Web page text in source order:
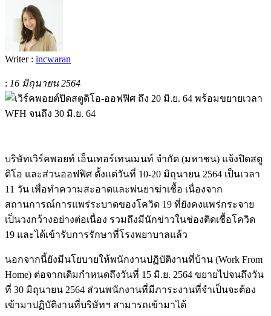
Writer : incwaran
: 16 มิถุนายน 2564
บริษัทเวิร์คพอยท์ เอ็นเทอร์เทนเมนท์ จำกัด (มหาชน) แจ้งปิดสตู
ดิโอ และส่วนออฟฟิศ ตั้งแต่วันที่ 10-20 มิถุนายน 2564 เป็นเวลา
11 วัน เพื่อทำความสะอาดและพ่นยาฆ่าเชื้อ เนื่องจาก
สถานการณ์การแพร่ระบาดของโควิด 19 ที่ยังคงแพร่กระจาย
เป็นวงกว้างอย่างต่อเนื่อง รวมถึงมีนักข่าวในช่องติดเชื้อโควิด
19 และได้เข้ารับการรักษาที่โรงพยาบาลแล้ว
นอกจากนี้ยังมีนโยบายให้พนักงานปฏิบัติงานที่บ้าน (Work From
Home) ต่อจากเดิมกำหนดถึงวันที่ 15 มิ.ย. 2564 ขยายไปจนถึงวัน
ที่ 30 มิถุนายน 2564 ส่วนพนักงานที่มีภาระงานที่จำเป็นจะต้อง
เข้ามาปฏิบัติงานที่บริษัทฯ สามารถเข้ามาได้